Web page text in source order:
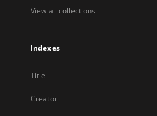
View all collections
Indexes
Title
Creator